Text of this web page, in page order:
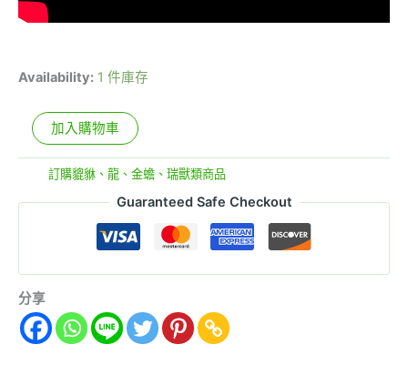
Availability: 1 件庫存
加入購物車
訂購貔貅、龍、金蟾、瑞獸類商品
Guaranteed Safe Checkout
分享